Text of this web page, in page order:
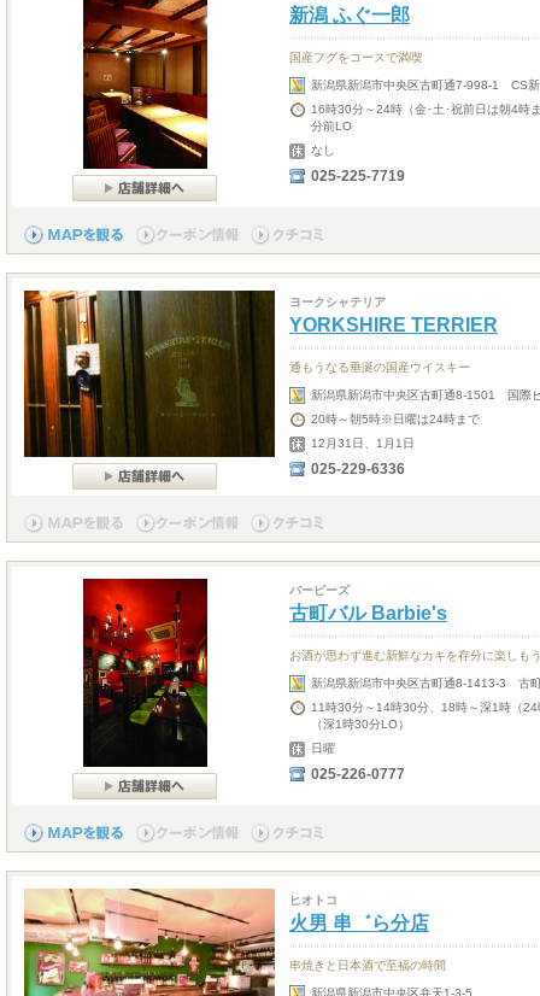
新潟 ふぐ一郎
国産フグをコースで満喫
新潟県新潟市中央区古町通7-998-1 CS
16時30分～24時（金･土･祝前日は朝4
分前LO
なし
025-225-7719
ヨークシャテリア
YORKSHIRE TERRIER
通もうなる垂涎の国産ウイスキー
新潟県新潟市中央区古町通8-1501 国際
20時～朝5時※日曜は24時まで
12月31日、1月1日
025-229-6336
バービーズ
古町バル Barbie's
お酒が思わず進む新鮮なカキを存分に楽しも
新潟県新潟市中央区古町通8-1413-3 古
11時30分～14時30分、18時～深1時（
（深1時30分LO）
日曜
025-226-0777
ヒオトコ
火男 串゛ら分店
串焼きと日本酒で至福の時間
新潟県新潟市中央区弁天1-3-5